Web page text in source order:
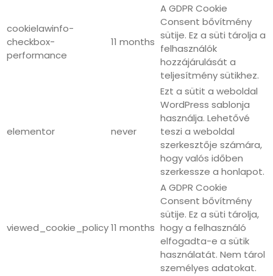
cookielawinfo-
checkbox-
performance
11 months
A GDPR Cookie
Consent bővítmény
sütije. Ez a süti tárolja a
felhasználók
hozzájárulását a
teljesítmény sütikhez.
elementor never
Ezt a sütit a weboldal
WordPress sablonja
használja. Lehetővé
teszi a weboldal
szerkesztője számára,
hogy valós időben
szerkessze a honlapot.
viewed_cookie_policy11 months
A GDPR Cookie
Consent bővítmény
sütije. Ez a süti tárolja,
hogy a felhasználó
elfogadta-e a sütik
használatát. Nem tárol
személyes adatokat.